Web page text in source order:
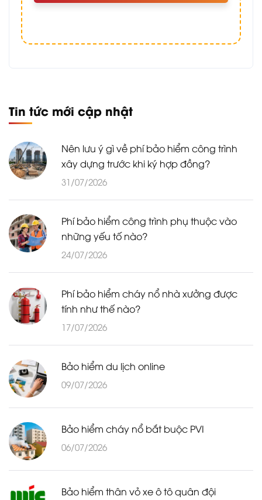
Tin tức mới cập nhật
Nên lưu ý gì về phí bảo hiểm công trình
xây dựng trước khi ký hợp đồng?
31/07/2026
Phí bảo hiểm công trình phụ thuộc vào
những yếu tố nào?
24/07/2026
Phí bảo hiểm cháy nổ nhà xưởng được
tính như thế nào?
17/07/2026
Bảo hiểm du lịch online
09/07/2026
Bảo hiểm cháy nổ bắt buộc PVI
06/07/2026
Bảo hiểm thân vỏ xe ô tô quân đội